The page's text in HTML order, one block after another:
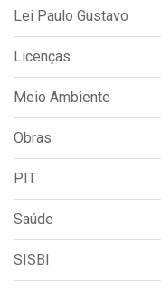
Lei Paulo Gustavo
Licenças
Meio Ambiente
Obras
PIT
Saúde
SISBI